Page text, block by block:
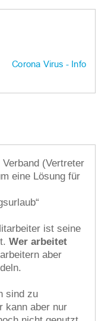
(Vertreter
eine Lösung für
ist seine
Wer arbeitet
aber
sind zu
kann aber nur